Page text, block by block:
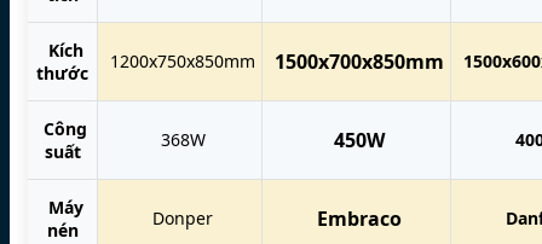
Kích
thước
1200x750x850mm 1500x700x850mm
Công
suất
368W 450W
Máy
nén
Donper Embraco